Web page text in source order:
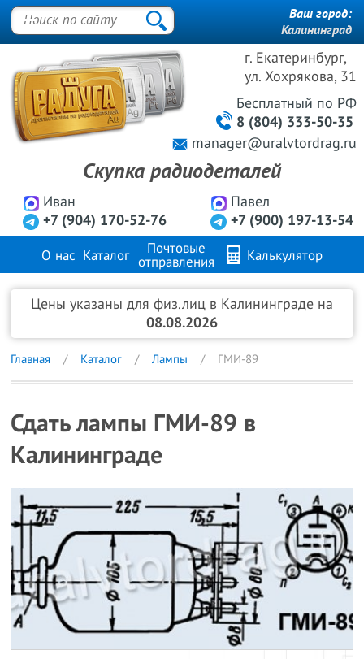
г. Екатеринбург,
ул. Хохрякова, 31
Иван
+7 (904) 170-52-76
Павел
+7 (900) 197-13-54
Бесплатный по РФ
8 (804) 333-50-35
manager@uralvtordrag.ru
Скупка радиодеталей
Ваш город:
Калининград
О нас Каталог
Почтовые
отправления
Калькулятор
Продажа металлов FAQ
Цены указаны для физ.лиц в Калининграде на
08.08.2026
Главная Каталог Лампы ГМИ-89
Сдать лампы ГМИ-89 в
Калининграде